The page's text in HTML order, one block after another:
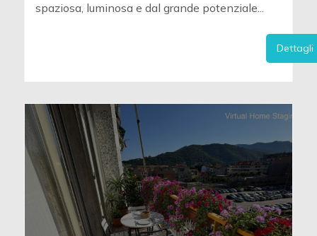
spaziosa, luminosa e dal grande potenziale...
Dettagli